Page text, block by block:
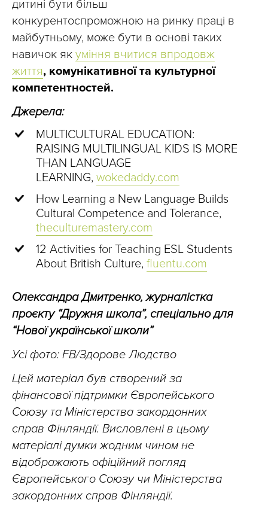
дитині бути більш
конкурентоспроможною на ринку праці в
майбутньому, може бути в основі таких
навичок як уміння вчитися впродовж
життя, комунікативної та культурної
компетентностей.
Джерела:
MULTICULTURAL EDUCATION:
RAISING MULTILINGUAL KIDS IS MORE
THAN LANGUAGE
LEARNING, wokedaddy.com
How Learning a New Language Builds
Cultural Competence and Tolerance,
theculturemastery.com
12 Activities for Teaching ESL Students
About British Culture, fluentu.com
Олександра Дмитренко, журналістка
проєкту “Дружня школа”, спеціально для
“Нової української школи”
Усі фото: FB/Здорове Людство
Цей матеріал був створений за
фінансової підтримки Європейського
Союзу та Міністерства закордонних
справ Фінляндії. Висловлені в цьому
матеріалі думки жодним чином не
відображають офіційний погляд
Європейського Союзу чи Міністерства
закордонних справ Фінляндії.